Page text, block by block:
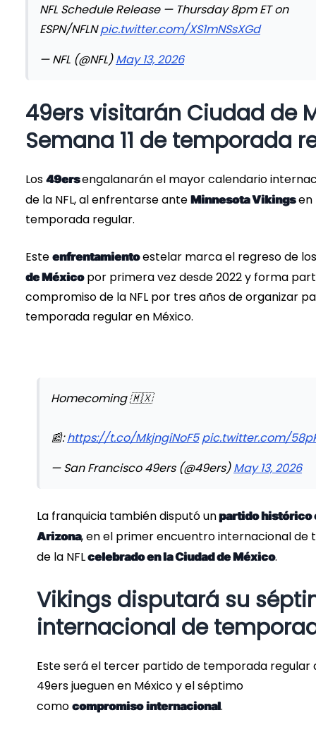
NFL Schedule Release — Thursday 8pm ET on
ESPN/NFLNpic.twitter.com/XS1mNSsXGd
— NFL (@NFL)May 13, 2026
49ers visitarán Ciudad de
Semana 11 de temporada
Los 49ersengalanarán el mayor calendario
de la NFL, al enfrentarse ante Minnesota Vikingsen
temporada regular.
Este enfrentamientoestelar marca el regreso de
de Méxicopor primera vez desde 2022 y forma
compromiso de la NFL por tres años de organizar
temporada regular en México.
Homecoming 🇲🇽
📰:https://t.co/MkjngiNoF5 pic.twitter.com/
— San Francisco 49ers (@49ers)May 13, 2026
La franquicia también disputó unpartido histórico
Arizona, en el primer encuentro internacional de
de la NFLcelebrado en la Ciudad de México.
Vikings disputará su
internacional de
Este será el tercer partido de temporada regular
49ers jueguen en México y el séptimo
como compromiso internacional.